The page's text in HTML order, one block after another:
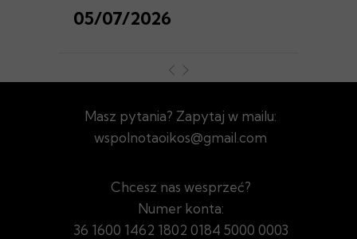
Chcesz nas wesprzeć?
Numer konta:
36 1600 1462 1802 0184 5000 0003
Masz pytania? Zapytaj w mailu:
wspolnotaoikos@gmail.com
05/07/2026